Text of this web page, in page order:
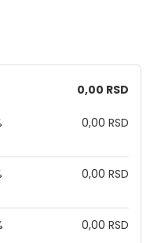
0,00 RSD
0,00 RSD
0,00 RSD
0,00 RSD